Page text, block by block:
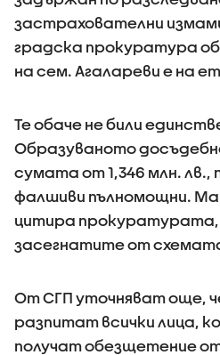
застрахователни
градска прокуратура
на сем. Агалареви е на
Те обаче не били
Образуваното
сумата от 1,346 млн. лв.,
фалшиви пълномощни.
цитира прокуратурата,
засегнатите от
От СГП уточняват още,
разпитат всички лица,
получат обезщетение